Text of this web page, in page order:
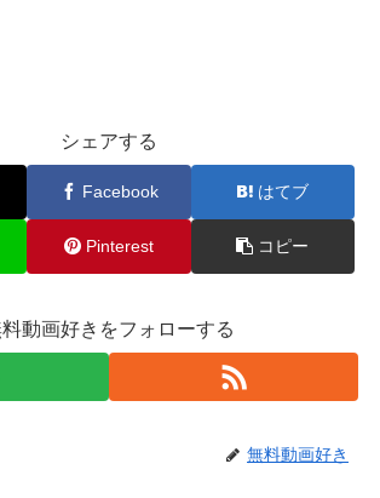
シェアする
Facebook はてブ
Pinterest コピー
動画好きをフォローする
無料動画好き